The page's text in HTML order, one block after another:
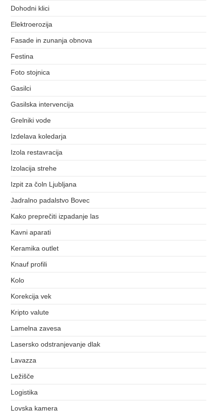
Dohodni klici
Elektroerozija
Fasade in zunanja obnova
Festina
Foto stojnica
Gasilci
Gasilska intervencija
Grelniki vode
Izdelava koledarja
Izola restavracija
Izolacija strehe
Izpit za čoln Ljubljana
Jadralno padalstvo Bovec
Kako preprečiti izpadanje las
Kavni aparati
Keramika outlet
Knauf profili
Kolo
Korekcija vek
Kripto valute
Lamelna zavesa
Lasersko odstranjevanje dlak
Lavazza
Ležišče
Logistika
Lovska kamera